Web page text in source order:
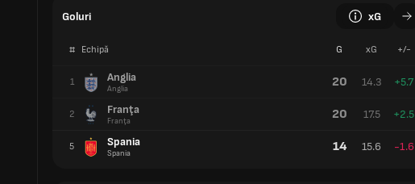
Goluri xG
# Echipă G xG +/-
1 Anglia
Anglia 20 14.3 +5.7
2 Franţa
Franţa 20 17.5 +2.5
5 Spania
Spania 14 15.6 -1.6